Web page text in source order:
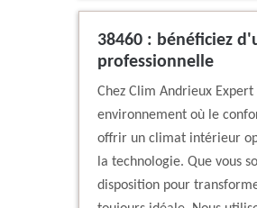
38460 : bénéficiez
professionnelle
Chez Clim Andrieux
environnement où le
offrir un climat intérieur
la technologie. Que vous
disposition pour